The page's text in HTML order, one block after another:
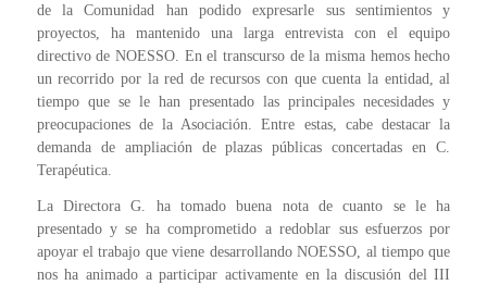
de la Comunidad han podido expresarle sus sentimientos y
proyectos, ha mantenido una larga entrevista con el equipo
directivo de NOESSO. En el transcurso de la misma hemos hecho
un recorrido por la red de recursos con que cuenta la entidad, al
tiempo que se le han presentado las principales necesidades y
preocupaciones de la Asociación. Entre estas, cabe destacar la
demanda de ampliación de plazas públicas concertadas en C.
Terapéutica.
La Directora G. ha tomado buena nota de cuanto se le ha
presentado y se ha comprometido a redoblar sus esfuerzos por
apoyar el trabajo que viene desarrollando NOESSO, al tiempo que
nos ha animado a participar activamente en la discusión del III